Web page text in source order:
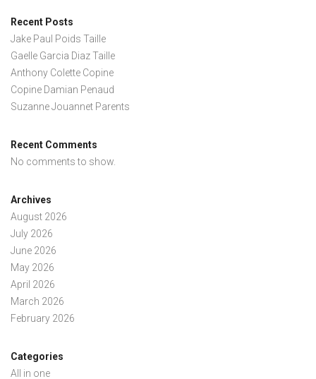
Recent Posts
Jake Paul Poids Taille
Gaelle Garcia Diaz Taille
Anthony Colette Copine
Copine Damian Penaud
Suzanne Jouannet Parents
Recent Comments
No comments to show.
Archives
August 2026
July 2026
June 2026
May 2026
April 2026
March 2026
February 2026
Categories
All in one